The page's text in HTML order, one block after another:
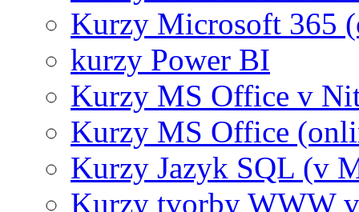
Kurzy Microsoft 365
kurzy Power BI
Kurzy MS Office v
Kurzy MS Office
Kurzy Jazyk SQL (v
Kurzy tvorby WWW